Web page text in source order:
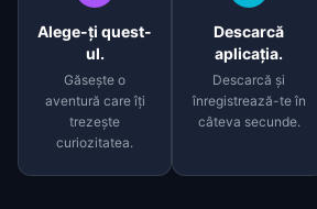
Alege-ți quest-
ul.
Găsește o
aventură care îți
trezește
curiozitatea.
Descarcă
aplicația.
Descarcă și
înregistrează-te în
câteva secunde.